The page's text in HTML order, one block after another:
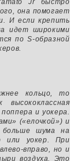
Jr быстро
она помогает
И если крепить
идет широкими
по S-образной
кольцо, то
и уокера.
(«елочкой») и
больше шума на
или уокер. При
вправо, но и
воздуха. Это